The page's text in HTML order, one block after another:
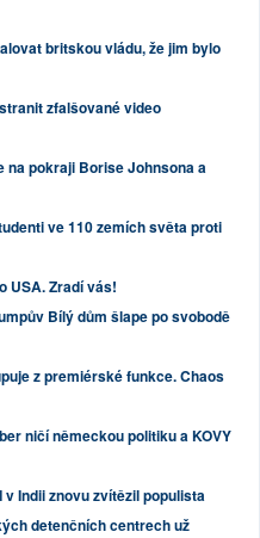
britskou vládu, že jim bylo
zfalšované video
na pokraji Borise Johnsona a
ve 110 zemích světa proti
USA. Zradí vás!
Bílý dům šlape po svobodě
z premiérské funkce. Chaos
ničí německou politiku a KOVY
Indii znovu zvítězil populista
detenčních centrech už